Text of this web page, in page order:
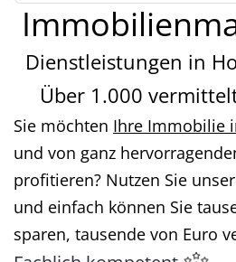
Dienstleistungen in
Über 1.000
Sie möchten Ihre Immobilie
und von ganz
profitieren? Nutzen Sie
und einfach können Sie
sparen, tausende von Euro